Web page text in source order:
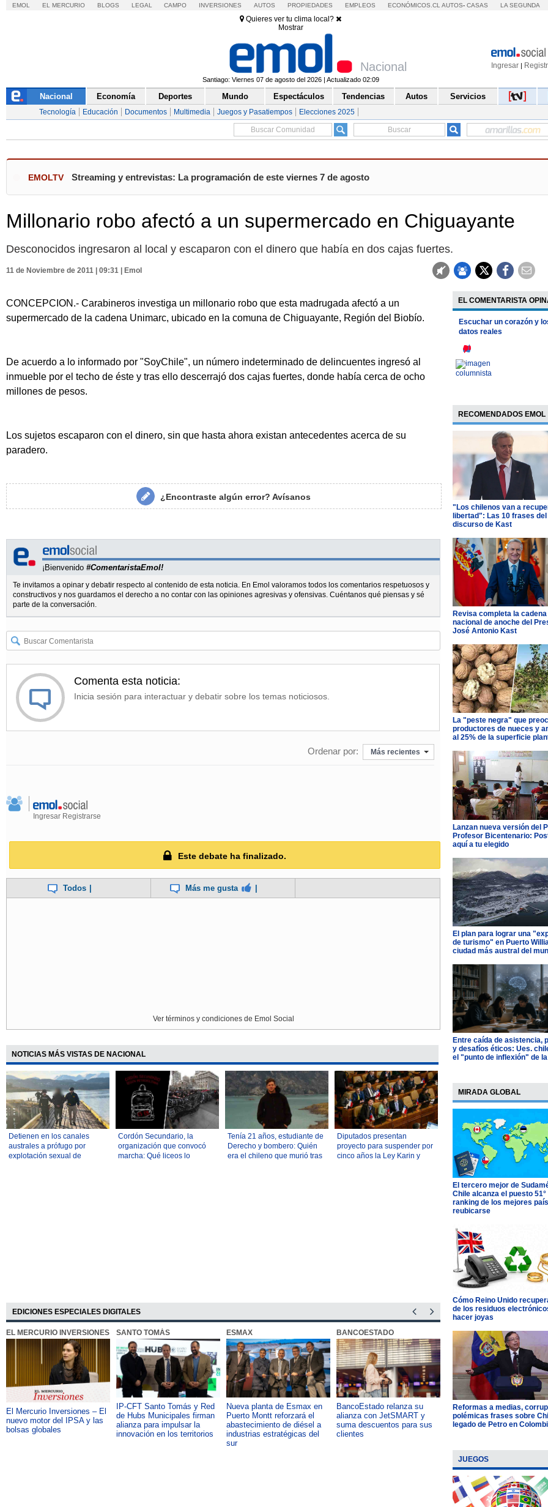
EMOL EL MERCURIO BLOGS LEGAL CAMPO INVERSIONES AUTOS PROPIEDADES EMPLEOS ECONÓMICOS.CL AUTOS- CASAS LA SEGUNDA
Quieres ver tu clima local?
Mostrar
Ingresar |
Nacional
Santiago: Viernes 07 de agosto del 2026 | Actualizado 02:09
Nacional Economía Deportes Mundo Espectáculos Tendencias Autos Servicios
Tecnología Educación Documentos Multimedia Juegos y Pasatiempos Elecciones 2025
EMOLTV Streaming y entrevistas: La programación de este viernes 7 de agosto
Millonario robo afectó a un supermercado en Chiguayante
Desconocidos ingresaron al local y escaparon con el dinero que había en dos cajas fuertes.
11 de Noviembre de 2011 | 09:31 | Emol
CONCEPCION.- Carabineros investiga un millonario robo que esta madrugada afectó a un
supermercado de la cadena Unimarc, ubicado en la comuna de Chiguayante, Región del Biobío.
De acuerdo a lo informado por "SoyChile", un número indeterminado de delincuentes ingresó al
inmueble por el techo de éste y tras ello descerrajó dos cajas fuertes, donde había cerca de ocho
millones de pesos.
Los sujetos escaparon con el dinero, sin que hasta ahora existan antecedentes acerca de su
paradero.
¿Encontraste algún error?Avísanos
¡Bienvenido #ComentaristaEmol!
Te invitamos a opinar y debatir respecto al contenido de esta noticia. En Emol valoramos todos los comentarios respetuosos y
constructivos y nos guardamos el derecho a no contar con las opiniones agresivas y ofensivas. Cuéntanos qué piensas y sé
parte de la conversación.
Comenta esta noticia:
Inicia sesión para interactuar y debatir sobre los temas noticiosos.
Ordenar por: Más recientes
Ingresar Registrarse
Este debate ha finalizado.
Todos Más me gusta
Ver términos y condiciones de Emol Social
NOTICIAS MÁS VISTAS DE NACIONAL
Detienen en los canales
australes a prófugo por
explotación sexual de
Cordón Secundario, la
organización que convocó
marcha: Qué liceos lo
Tenía 21 años, estudiante de
Derecho y bombero: Quién
era el chileno que murió tras
Diputados presentan
proyecto para suspender por
cinco años la Ley Karin y
EDICIONES ESPECIALES DIGITALES
EL MERCURIO INVERSIONES
El Mercurio Inversiones – El
nuevo motor del IPSA y las
bolsas globales
SANTO TOMÁS
IP-CFT Santo Tomás y Red
de Hubs Municipales firman
alianza para impulsar la
innovación en los territorios
ESMAX
Nueva planta de Esmax en
Puerto Montt reforzará el
abastecimiento de diésel a
industrias estratégicas del
sur
BANCOESTADO
BancoEstado relanza su
alianza con JetSMART y
suma descuentos para sus
clientes
OTIC CCHC
Capacitación como foco del
desarrollo país: OTIC de la
CChC lanza podcast sobre
EL COMENTARISTA
Escuchar un corazón y
datos reales
RECOMENDADOS EMOL
"Los chilenos van a
libertad": Las 10 frases del
discurso de Kast
Revisa completa la cadena
nacional de anoche del
José Antonio Kast
La "peste negra" que
productores de nueces y
al 25% de la superficie
Lanzan nueva versión del
Profesor Bicentenario:
aquí a tu elegido
El plan para lograr una
de turismo" en Puerto
ciudad más austral del
Entre caída de asistencia,
y desafíos éticos: Ues.
el "punto de inflexión" de
MIRADA GLOBAL
El tercero mejor de
Chile alcanza el puesto 51°
ranking de los mejores
reubicarse
Cómo Reino Unido
de los residuos
hacer joyas
Reformas a medias,
polémicas frases sobre
legado de Petro en
JUEGOS